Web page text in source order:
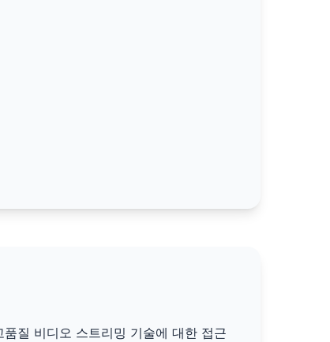
질 비디오 스트리밍 기술에 대한 접근